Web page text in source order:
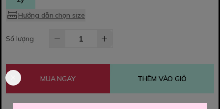
Hướng dẫn chọn size
Số lượng
MUA NGAY THÊM VÀO GIỎ